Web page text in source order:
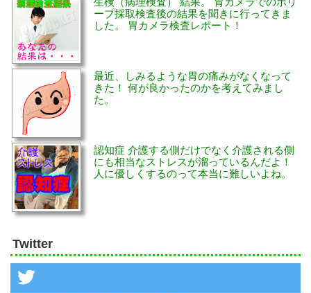
ープ採取検査後の結果を聞きに行ってきま
した。 胃カメラ検査レポート！
最近、しみるような胃の痛みがなくなって
きた！ 何が良かったのかを考えてみまし
た。
認知症 介護する側だけでなく介護される側
にも相当なストレスが溜っているんだよ！
人に優しくするのって本当に難しいよね。
Twitter